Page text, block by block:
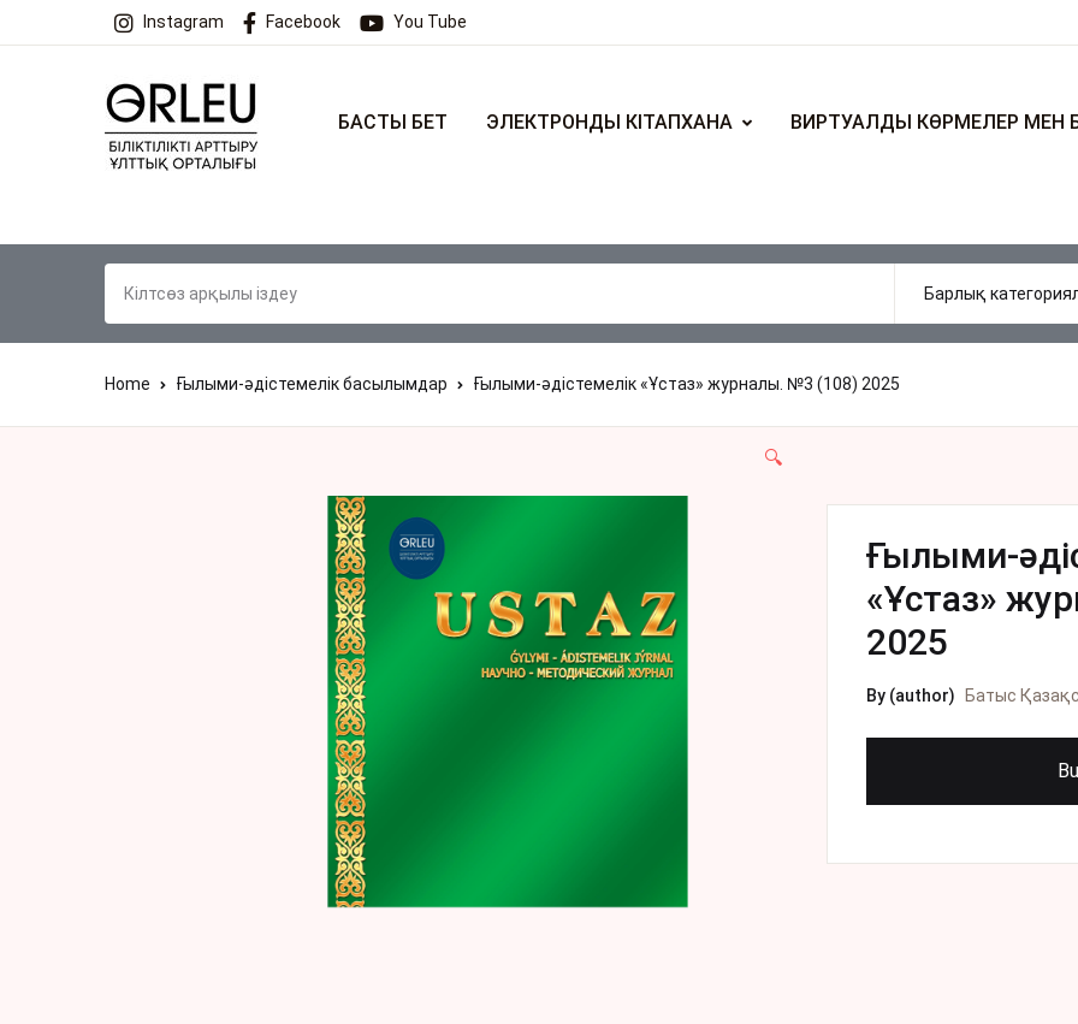
Instagram Facebook You Tube
БАСТЫ БЕТ ЭЛЕКТРОНДЫ КІТАПХАНА ВИРТУАЛДЫ КӨРМЕЛЕР МЕН
Home Ғылыми-әдістемелік басылымдар Ғылыми-әдістемелік «Ұстаз» журналы. №3 (108) 2025
🔍
Ғылыми-
«Ұстаз»
2025
By (author) Батыс